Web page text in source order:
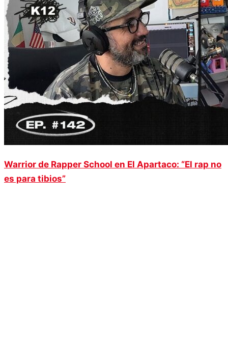
Warrior de Rapper School en El Apartaco: “El rap no
es para tibios”